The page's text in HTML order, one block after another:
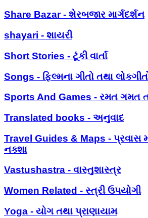
Share Bazar - શેરબજાર માર્ગદર્શન
shayari - શાયરી
Short Stories - ટૂંકી વાર્તા
Songs - ફિલ્મના ગીતો તથા
Sports And Games - રમત ગમત
Translated books - અનુવાદ
Travel Guides & Maps - પ્રવાસ
નક્શા
Vastushastra - વાસ્તુશાસ્ત્ર
Women Related - સ્ત્રી ઉપયોગી
Yoga - યોગ તથા પ્રાણાયામ